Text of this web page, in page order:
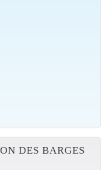
DES BARGES